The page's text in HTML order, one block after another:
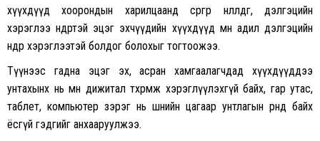
хүүхдүүд хоорондын харилцаанд сөргөөр нөлөөлдөг, дэлгэцийн
хэрэглээ өндөртэй эцэг эхчүүдийн хүүхдүүд мөн адил дэлгэцийн
өндөр хэрэглээтэй болдог болохыг тогтоожээ.
Түүнээс гадна эцэг эх, асран хамгаалагчдад хүүхдүүддээ
унтахынх нь өмнө дижитал төхөөрөмж хэрэглүүлэхгүй байх, гар утас,
таблет, компьютер зэрэг нь шөнийн цагаар унтлагын өрөөнд байх
ёсгүй гэдгийг анхааруулжээ.